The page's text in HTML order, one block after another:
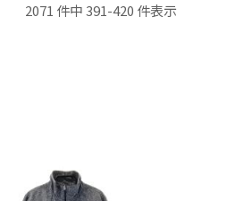
2071 件中 391-420 件表示